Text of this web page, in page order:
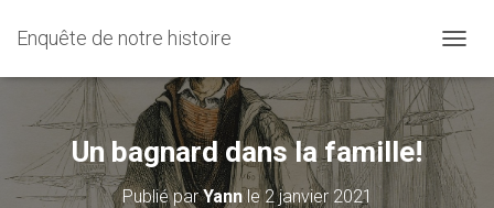
Enquête de notre histoire
É
L
R
Un bagnard dans la famille!
Publié parYannle 2 janvier 2021